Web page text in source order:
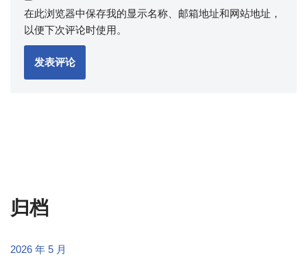
在此浏览器中保存我的显示名称、邮箱地址和网站地址，
以便下次评论时使用。
归档
2026 年 5 月